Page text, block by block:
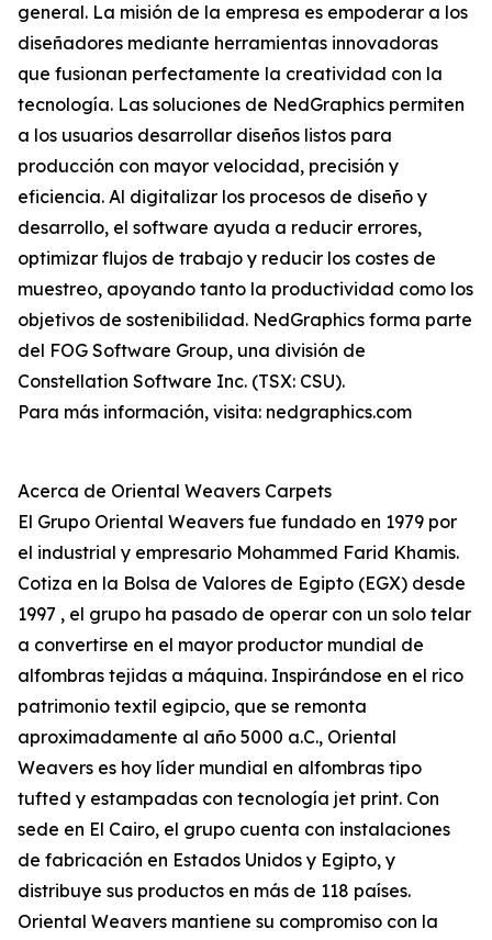
general. La misión de la empresa es empoderar a los
diseñadores mediante herramientas innovadoras
que fusionan perfectamente la creatividad con la
tecnología. Las soluciones de NedGraphics permiten
a los usuarios desarrollar diseños listos para
producción con mayor velocidad, precisión y
eficiencia. Al digitalizar los procesos de diseño y
desarrollo, el software ayuda a reducir errores,
optimizar flujos de trabajo y reducir los costes de
muestreo, apoyando tanto la productividad como los
objetivos de sostenibilidad. NedGraphics forma parte
del FOG Software Group, una división de
Constellation Software Inc. (TSX: CSU).
Para más información, visita: nedgraphics.com
Acerca de Oriental Weavers Carpets
El Grupo Oriental Weavers fue fundado en 1979 por
el industrial y empresario Mohammed Farid Khamis.
Cotiza en la Bolsa de Valores de Egipto (EGX) desde
1997 , el grupo ha pasado de operar con un solo telar
a convertirse en el mayor productor mundial de
alfombras tejidas a máquina. Inspirándose en el rico
patrimonio textil egipcio, que se remonta
aproximadamente al año 5000 a.C., Oriental
Weavers es hoy líder mundial en alfombras tipo
tufted y estampadas con tecnología jet print. Con
sede en El Cairo, el grupo cuenta con instalaciones
de fabricación en Estados Unidos y Egipto, y
distribuye sus productos en más de 118 países.
Oriental Weavers mantiene su compromiso con la